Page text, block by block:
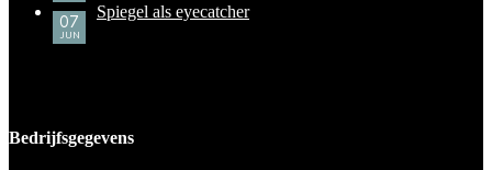
07
JUN
Spiegel als eyecatcher
Bedrijfsgegevens